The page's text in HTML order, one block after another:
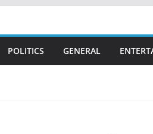
POLITICS GENERAL